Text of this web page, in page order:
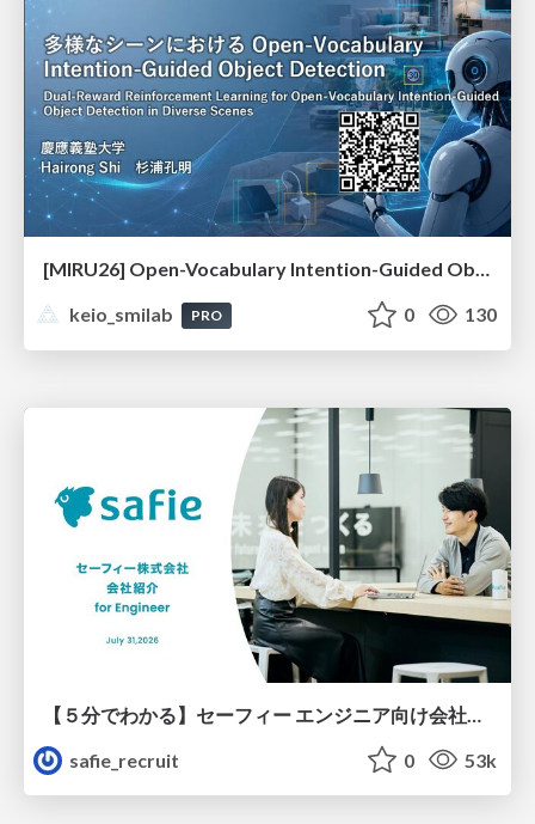
[MIRU26] Open-Vocabulary Intention-Guided Object Detection in Diverse Scenes
keio_smilab
PRO 0 130
safie_recruit
0 53k